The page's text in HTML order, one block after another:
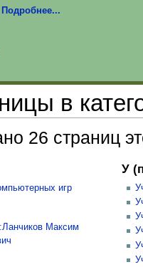
Подробнее...
в
26 страниц
игр
Максим
У